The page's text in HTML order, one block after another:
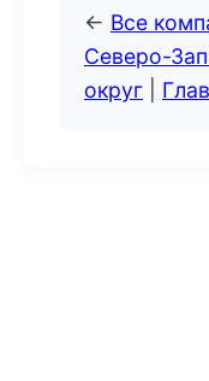
← Все
Северо-
округ